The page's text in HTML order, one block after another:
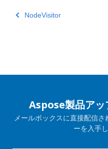
NodeVisitor
Aspose製品アッ
メールボックスに直接配信
ーを入手